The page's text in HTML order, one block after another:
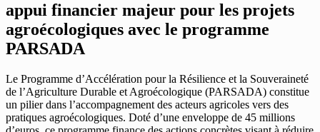
appui financier majeur pour les projets
agroécologiques avec le programme
PARSADA
Le Programme d’Accélération pour la Résilience et la Souveraineté
de l’Agriculture Durable et Agroécologique (PARSADA) constitue
un pilier dans l’accompagnement des acteurs agricoles vers des
pratiques agroécologiques. Doté d’une enveloppe de 45 millions